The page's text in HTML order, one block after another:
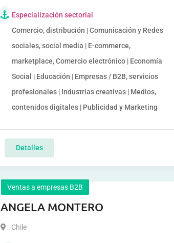
Especialización sectorial
Comercio, distribución | Comunicación y Redes
sociales, social media | E-commerce,
marketplace, Comercio electrónico | Economía
Social | Educación | Empresas / B2B, servicios
profesionales | Industrias creativas | Medios,
contenidos digitales | Publicidad y Marketing
Detalles
Ventas a empresas B2B
ANGELA MONTERO
Chile